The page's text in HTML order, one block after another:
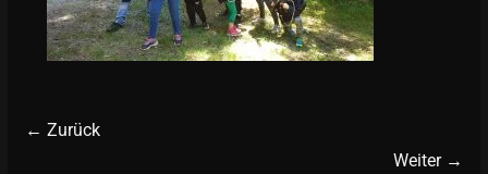
← Zurück
Weiter →